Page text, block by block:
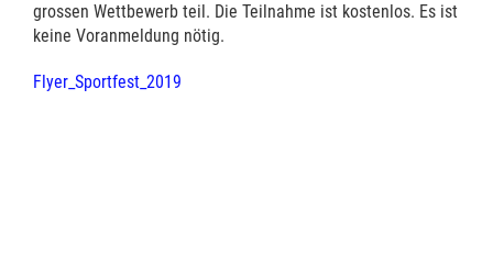
grossen Wettbewerb teil. Die Teilnahme ist kostenlos. Es ist
keine Voranmeldung nötig.
Flyer_Sportfest_2019